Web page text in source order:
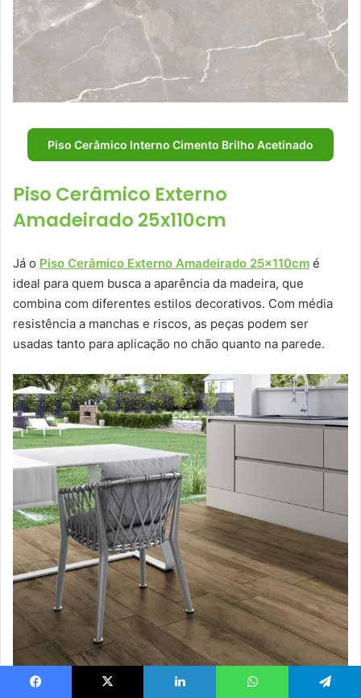
Piso Cerâmico Interno Cimento Brilho Acetinado
Piso Cerâmico Externo
Amadeirado 25x110cm
Já o Piso Cerâmico Externo Amadeirado 25x110cm é
ideal para quem busca a aparência da madeira, que
combina com diferentes estilos decorativos. Com média
resistência a manchas e riscos, as peças podem ser
usadas tanto para aplicação no chão quanto na parede.